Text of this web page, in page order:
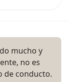
mucho y
no es
de conducto.